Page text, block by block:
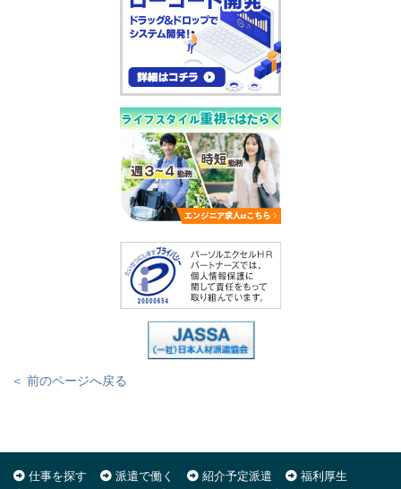
＜ 前のページへ戻る
仕事を探す 派遣で働く 紹介予定派遣
福利厚生